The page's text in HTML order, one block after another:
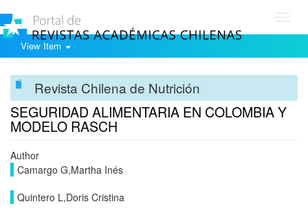
View Item
Revista Chilena de Nutrición
SEGURIDAD ALIMENTARIA EN COLOMBIA Y
MODELO RASCH
Author
Camargo G,Martha Inés
Quintero L,Doris Cristina